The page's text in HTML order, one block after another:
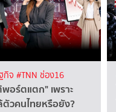
กิจ #TNN ช่อง16
พอร์ตแตก" เพราะ
ตัวคนไทยหรือยัง?